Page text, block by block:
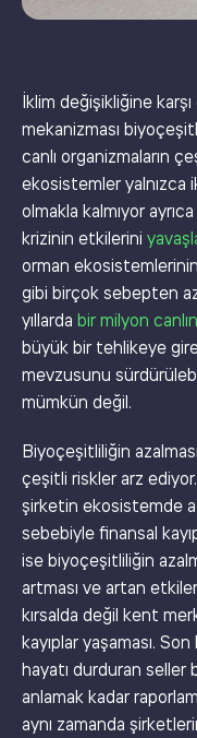
İklim değişikliğine
mekanizması
canlı organizmaların
ekosistemler yalnızca
olmakla kalmıyor
krizinin etkilerini
orman
gibi birçok sebepten
yıllarda bir milyon
büyük bir tehlikeye
mevzusunu
mümkün değil.
Biyoçeşitliliğin
çeşitli riskler arz
şirketin ekosistemde
sebebiyle finansal
ise biyoçeşitliliğin
artması ve artan
kırsalda değil kent
kayıplar yaşaması.
hayatı durduran seller
anlamak kadar
aynı zamanda